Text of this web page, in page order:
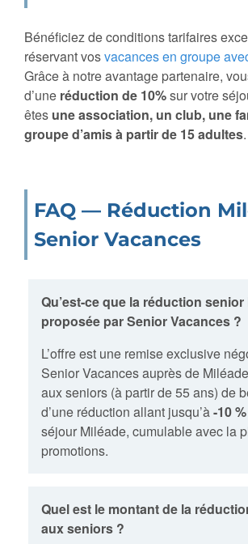
Bénéficiez de conditions tarifaires
réservant vosvacances en groupe
Grâce à notre avantage partenaire,
d’une réduction de 10%sur votre
êtes une association, un club, une
groupe d’amis à partir de 15 adultes.
FAQ — Réduction
Senior Vacances
Qu’est-ce que la réduction senior
proposée par Senior Vacances ?
L’offre est une remise exclusive
Senior Vacances auprès de
aux seniors (à partir de 55 ans) de
d’une réduction allant jusqu’à-10 %
séjour Miléade, cumulable avec la
promotions.
Quel est le montant de la
aux seniors ?